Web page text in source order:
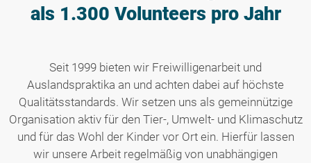
als 1.300 Volunteers pro Jahr
Seit 1999 bieten wir Freiwilligenarbeit und
Auslandspraktika an und achten dabei auf höchste
Qualitätsstandards. Wir setzen uns als gemeinnützige
Organisation aktiv für den Tier-, Umwelt- und Klimaschutz
und für das Wohl der Kinder vor Ort ein. Hierfür lassen
wir unsere Arbeit regelmäßig von unabhängigen